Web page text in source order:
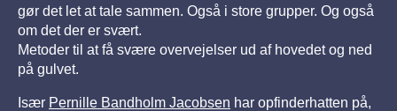
gør det let at tale sammen. Også i store grupper. Og også
om det der er svært.
Metoder til at få svære overvejelser ud af hovedet og ned
på gulvet.
Især Pernille Bandholm Jacobsen har opfinderhatten på,